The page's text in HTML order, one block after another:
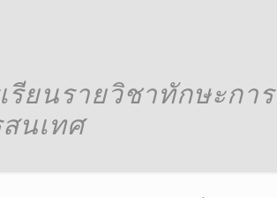
รียนรายวิชาทักษะกา
นเทศ